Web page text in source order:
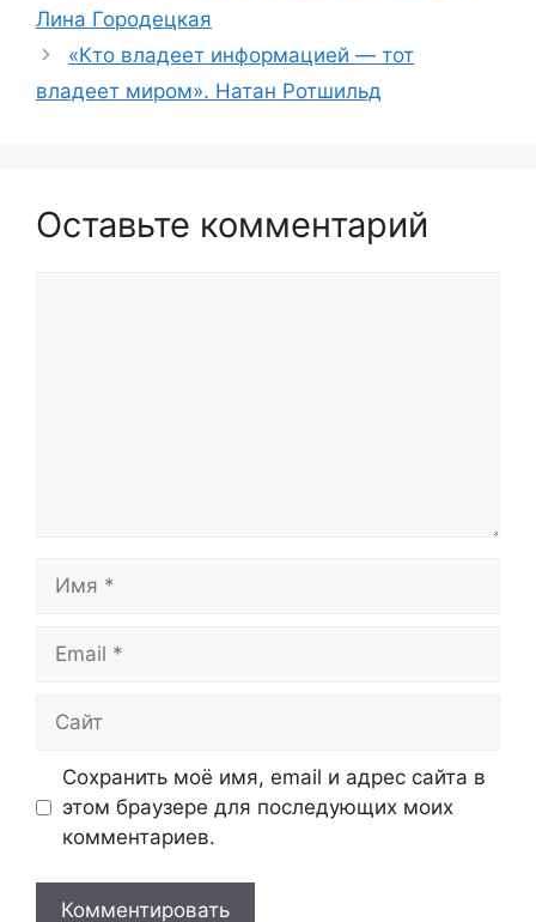
Лина Городецкая
«Кто владеет информацией — тот
владеет миром». Натан Ротшильд
Оставьте комментарий
Сохранить моё имя, email и адрес сайта в
этом браузере для последующих моих
комментариев.